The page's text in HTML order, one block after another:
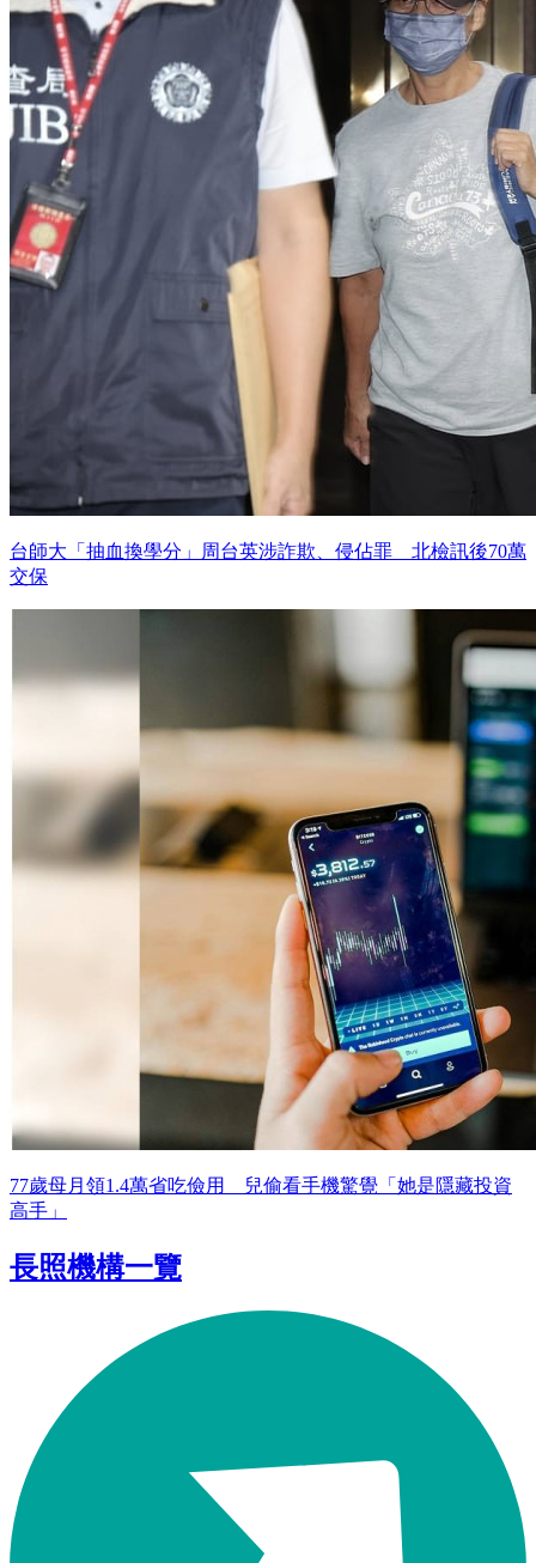
台師大「抽血換學分」周台英涉詐欺、侵佔罪 北檢訊後70萬
交保
77歲母月領1.4萬省吃儉用 兒偷看手機驚覺「她是隱藏投資
高手」
長照機構一覽